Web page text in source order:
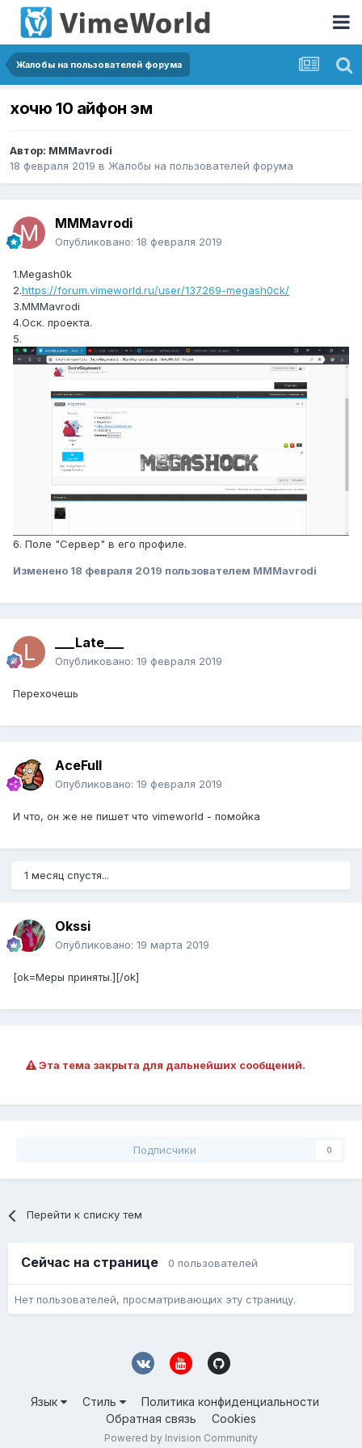
Жалобы на пользователей форума
хочю 10 айфон эм
Автор: MMMavrodi
18 февраля 2019 в Жалобы на пользователей форума
MMMavrodi
Опубликовано: 18 февраля 2019
1.Megash0k
2.https://forum.vimeworld.ru/user/137269-megash0ck/
3.MMMavrodi
4.Оск. проекта.
5.
6. Поле "Сервер" в его профиле.
Изменено 18 февраля 2019 пользователем MMMavrodi
___Late___
Опубликовано: 19 февраля 2019
Перехочешь
AceFull
Опубликовано: 19 февраля 2019
И что, он же не пишет что vimeworld - помойка
1 месяц спустя...
Okssi
Опубликовано: 19 марта 2019
[ok=Меры приняты.][/ok]
Эта тема закрыта для дальнейших сообщений.
Подписчики 0
Перейти к списку тем
Сейчас на странице 0 пользователей
Нет пользователей, просматривающих эту страницу.
Язык Стиль
Политика конфиденциальности
Обратная связь
Cookies
Powered by Invision Community